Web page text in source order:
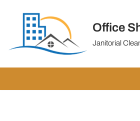
Office
Janitorial